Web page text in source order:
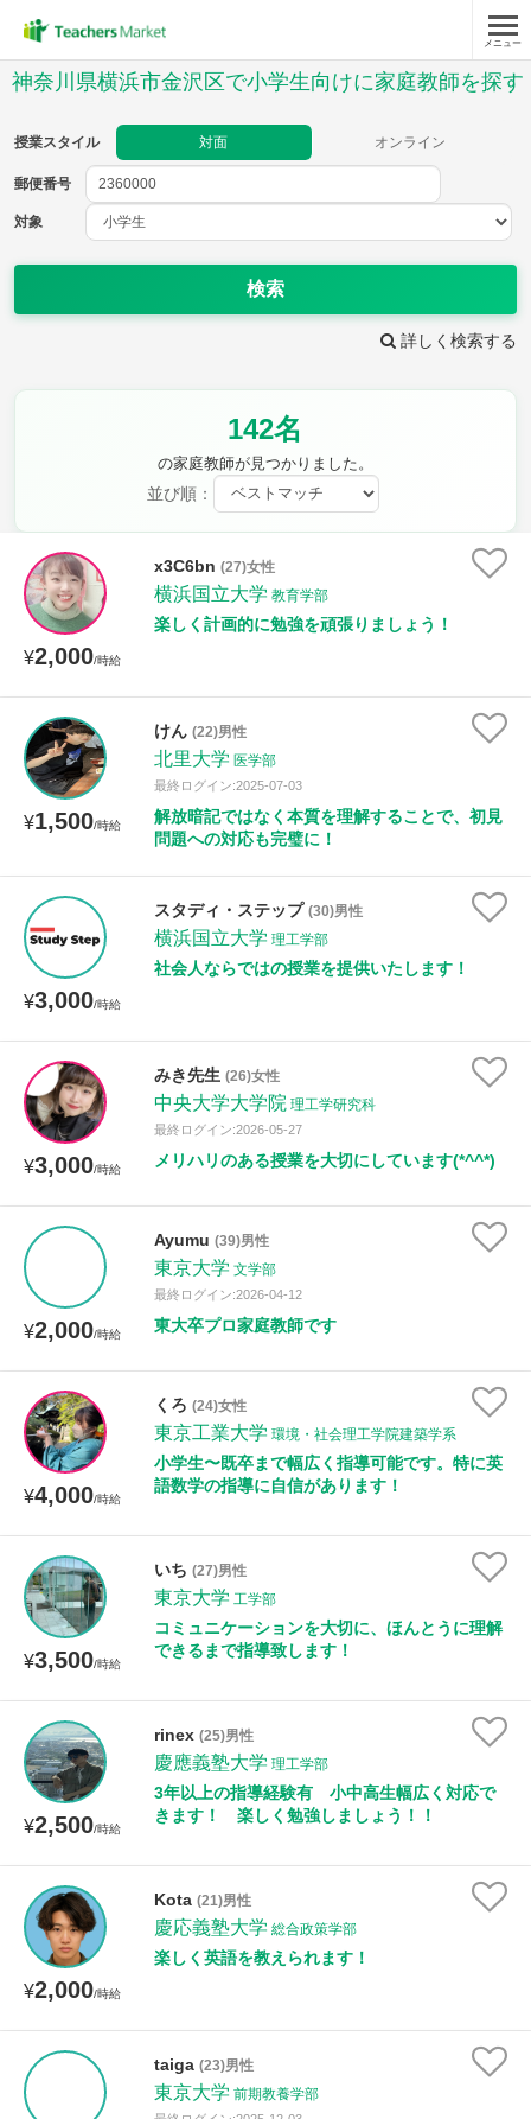
メニュー
神奈川県横浜市金沢区で小学生向けに家庭教師を探す
授業スタイル 対面 オンライン
郵便番号
対象
検索
詳しく検索する
142名
の家庭教師が見つかりました。
並び順：
¥2,000/時給
x3C6bn (27)女性
横浜国立大学 教育学部
楽しく計画的に勉強を頑張りましょう！
¥1,500/時給
けん (22)男性
北里大学 医学部
最終ログイン:2025-07-03
解放暗記ではなく本質を理解することで、初見
問題への対応も完璧に！
¥3,000/時給
スタディ・ステップ (30)男性
横浜国立大学 理工学部
社会人ならではの授業を提供いたします！
¥3,000/時給
みき先生 (26)女性
中央大学大学院 理工学研究科
最終ログイン:2026-05-27
メリハリのある授業を大切にしています(*^^*)
¥2,000/時給
Ayumu (39)男性
東京大学 文学部
最終ログイン:2026-04-12
東大卒プロ家庭教師です
¥4,000/時給
くろ (24)女性
東京工業大学 環境・社会理工学院建築学系
小学生〜既卒まで幅広く指導可能です。特に英
語数学の指導に自信があります！
¥3,500/時給
いち (27)男性
東京大学 工学部
コミュニケーションを大切に、ほんとうに理解
できるまで指導致します！
¥2,500/時給
rinex (25)男性
慶應義塾大学 理工学部
3年以上の指導経験有 小中高生幅広く対応で
きます！ 楽しく勉強しましょう！！
¥2,000/時給
Kota (21)男性
慶応義塾大学 総合政策学部
楽しく英語を教えられます！
taiga (23)男性
東京大学 前期教養学部
郵便番号
教科
理科
保健・体育 図画工作 書写
時給：¥1,000 ～ ¥10,000
授業可能日
土曜日 日曜日
所属大学
距離：15km以内
性別